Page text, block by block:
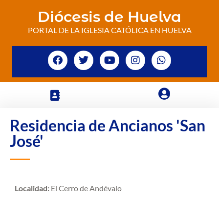
Diócesis de Huelva
PORTAL DE LA IGLESIA CATÓLICA EN HUELVA
Residencia de Ancianos 'San
José'
Localidad: El Cerro de Andévalo